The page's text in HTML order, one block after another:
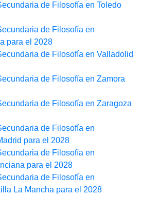
de Filosofía en Toledo
de Filosofía en
para el 2028
de Filosofía en Valladolid
de Filosofía en Zamora
de Filosofía en Zaragoza
de Filosofía en
para el 2028
de Filosofía en
para el 2028
de Filosofía en
La Mancha para el 2028